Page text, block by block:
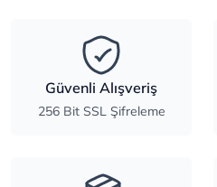
Güvenli Alışveriş
256 Bit SSL Şifreleme